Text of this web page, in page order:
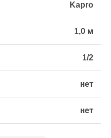
Kapro
1,0 м
1/2
нет
нет